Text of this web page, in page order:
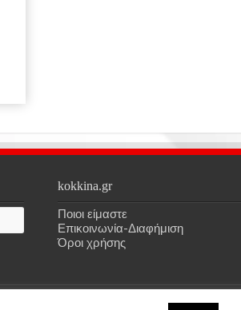
kokkina.gr
Ποιοι είμαστε
Επικοινωνία-Διαφήμιση
Όροι χρήσης